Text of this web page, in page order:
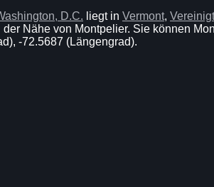
D.C. liegt in Vermont,
Nähe von Montpelier. Sie können
-72.5687 (Längengrad).